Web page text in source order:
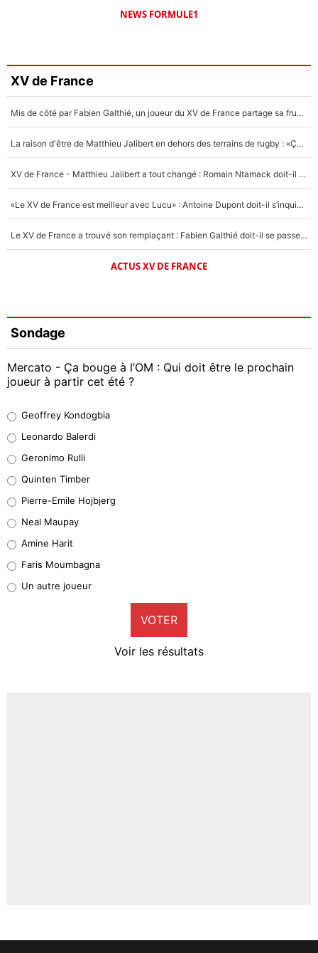
NEWS FORMULE1
XV de France
Mis de côté par Fabien Galthié, un joueur du XV de France partage sa frustration : «ils ne me l’ont pas dit tout de suite»
La raison d'être de Matthieu Jalibert en dehors des terrains de rugby : «Ça m'atteint autant que si tu touches à un membre de ma famille»
XV de France - Matthieu Jalibert a tout changé : Romain Ntamack doit-il s’inquiéter pour sa place à un an de la Coupe du monde ?
«Le XV de France est meilleur avec Lucu» : Antoine Dupont doit-il s’inquiéter pour sa place ?
Le XV de France a trouvé son remplaçant : Fabien Galthié doit-il se passer d'Antoine Dupont ?
ACTUS XV DE FRANCE
Sondage
Mercato - Ça bouge à l’OM : Qui doit être le prochain
joueur à partir cet été ?
38%
32%
5%
1%
9%
Geoffrey Kondogbia
Leonardo Balerdi
Geronimo Rulli
Quinten Timber
Pierre-Emile Hojbjerg
Neal Maupay
Amine Harit
Faris Moumbagna
Un autre joueur
VOTER
Voir les résultats